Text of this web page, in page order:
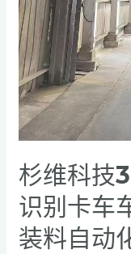
杉维科技
识别卡车
装料自动
车
厢
拉
筋，
助
力
水
泥
装
料
自
动